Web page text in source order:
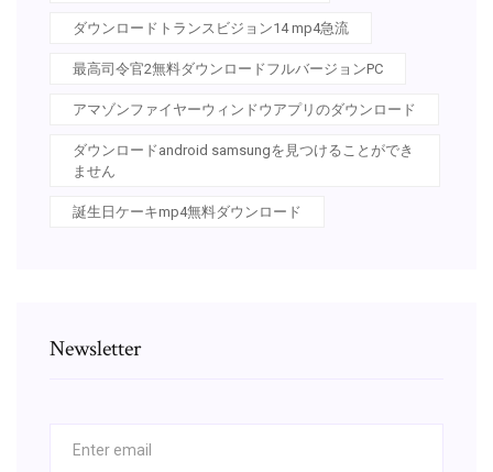
ダウンロードトランスビジョン14 mp4急流
最高司令官2無料ダウンロードフルバージョンPC
アマゾンファイヤーウィンドウアプリのダウンロード
ダウンロードandroid samsungを見つけることができ
ません
誕生日ケーキmp4無料ダウンロード
Newsletter